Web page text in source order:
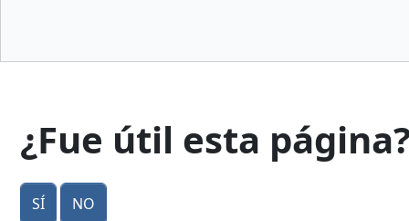
¿Fue útil esta
Sí No